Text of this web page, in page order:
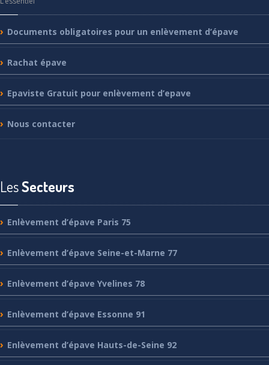
Documents obligatoires pour un enlèvement d’épave
Rachat épave
Epaviste Gratuit pour enlèvement d’epave
Nous contacter
LesSecteurs
Enlèvement d’épave Paris 75
Enlèvement d’épave Seine-et-Marne 77
Enlèvement d’épave Yvelines 78
Enlèvement d’épave Essonne 91
Enlèvement d’épave Hauts-de-Seine 92